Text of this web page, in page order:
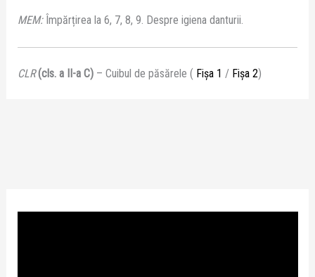
MEM: Împărțirea la 6, 7, 8, 9. Despre igiena danturii.
CLR (cls. a II-a C)– Cuibul de păsărele ( Fișa 1 / Fișa 2)